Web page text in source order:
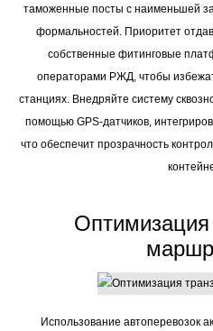
таможенные посты с наименьшей
формальностей. Приоритет
собственные фитинговые
операторами РЖД, чтобы
станциях. Внедряйте систему
помощью GPS-датчиков,
что обеспечит прозрачность
Оптимизация
Использование автоперевозок